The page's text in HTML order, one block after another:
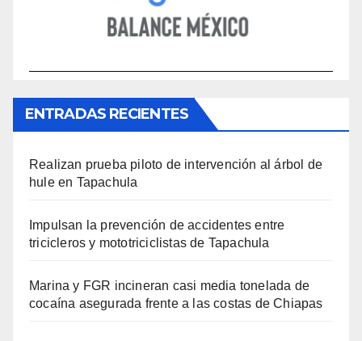
ENTRADAS RECIENTES
Realizan prueba piloto de intervención al árbol de
hule en Tapachula
Impulsan la prevención de accidentes entre
tricicleros y mototriciclistas de Tapachula
Marina y FGR incineran casi media tonelada de
cocaína asegurada frente a las costas de Chiapas